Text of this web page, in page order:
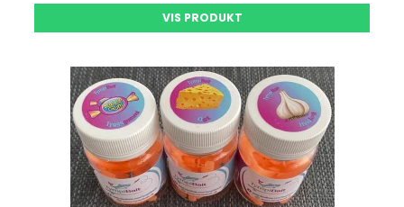
VIS PRODUKT